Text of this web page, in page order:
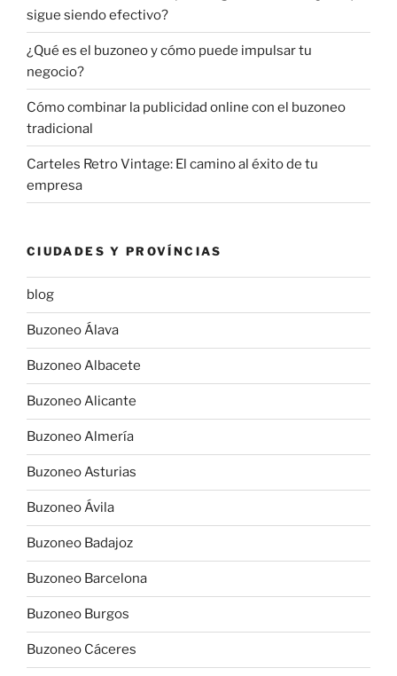
sigue siendo efectivo?
¿Qué es el buzoneo y cómo puede impulsar tu
negocio?
Cómo combinar la publicidad online con el buzoneo
tradicional
Carteles Retro Vintage: El camino al éxito de tu
empresa
CIUDADES Y PROVÍNCIAS
blog
Buzoneo Álava
Buzoneo Albacete
Buzoneo Alicante
Buzoneo Almería
Buzoneo Asturias
Buzoneo Ávila
Buzoneo Badajoz
Buzoneo Barcelona
Buzoneo Burgos
Buzoneo Cáceres